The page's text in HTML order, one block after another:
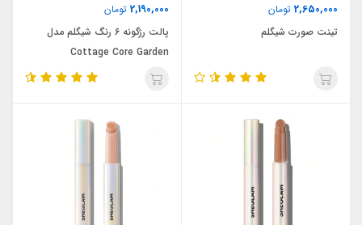
2,650,000 تومان
تینت صورت شیگلم
2,190,000 تومان
پالت رژگونه 6 رنگ شیگلم مدل
Cottage Core Garden